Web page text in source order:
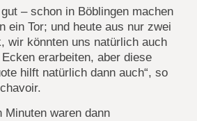
– schon in Böblingen machen
ein Tor; und heute aus nur zwei
wir könnten uns natürlich auch
erarbeiten, aber diese
hilft natürlich dann auch“, so
Minuten waren dann